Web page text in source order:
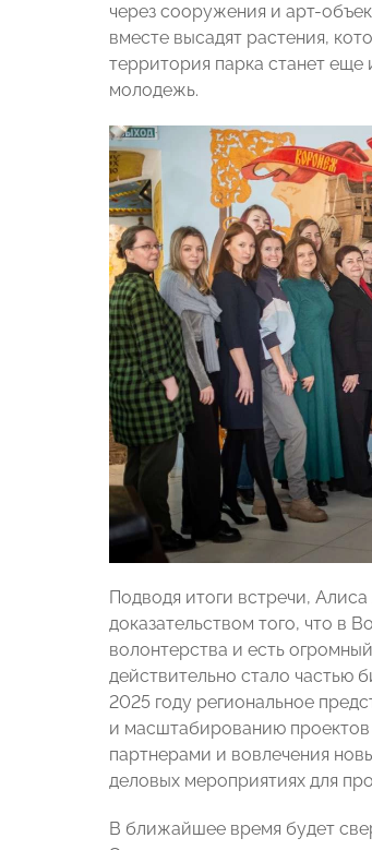
через сооружения и арт-
вместе высадят растения,
территория парка станет еще
молодежь.
Подводя итоги встречи,
доказательством того, что в
волонтерства и есть
действительно стало частью
2025 году региональное
и масштабированию проектов
партнерами и вовлечения
деловых мероприятиях для
В ближайшее время будет